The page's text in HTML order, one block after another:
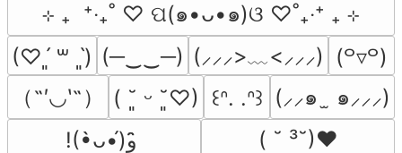
⊹ ₊  ⁺‧₊˚ ♡ ପ(๑•ᴗ•๑)ଓ ♡˚₊‧⁺ ₊ ⊹
(♡ˊ͈ ꒳ ˋ͈) (─‿‿─) (⸝⸝⸝>﹏<⸝⸝⸝) (꒪▿꒪)
（˶′◡‵˶）
( ˘͈ ᵕ ˘͈♡) ꒰ᐢ. .ᐢ꒱ (⸝⸝๑  ̫ ๑⸝⸝⸝)
( ˘ ³˘)♥